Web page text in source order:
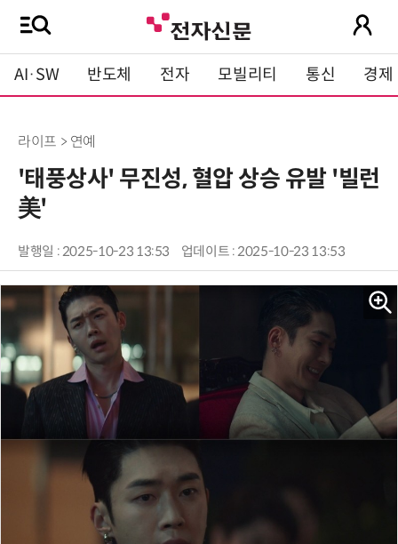
AI·SW 반도체 전자 모빌리티 통신 경제
라이프 > 연예
'태풍상사' 무진성, 혈압 상승 유발 '빌런
美'
발행일 : 2025-10-23 13:53 업데이트 : 2025-10-23 13:53